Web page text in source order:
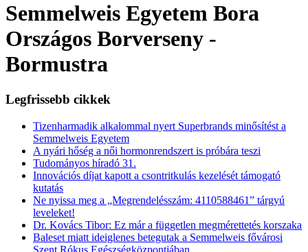
Semmelweis Egyetem Bora
Országos Borverseny -
Bormustra
Legfrissebb cikkek
Tizenharmadik alkalommal nyert Superbrands minősítést a
Semmelweis Egyetem
A nyári hőség a női hormonrendszert is próbára teszi
Tudományos híradó 31.
Innovációs díjat kapott a csontritkulás kezelését támogató
kutatás
Ne nyissa meg a „Megrendelésszám: 4110588461” tárgyú
leveleket!
Dr. Kovács Tibor: Ez már a független megmérettetés korszaka
Baleset miatt ideiglenes betegutak a Semmelweis fővárosi
Szent Rókus Egészségközpontjában